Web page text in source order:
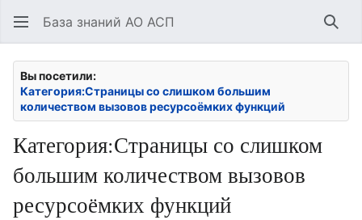
База знаний АО АСП
Вы посетили:
Категория:Страницы со слишком большим
количеством вызовов ресурсоёмких функций
Категория:Страницы со слишком
большим количеством вызовов
ресурсоёмких функций